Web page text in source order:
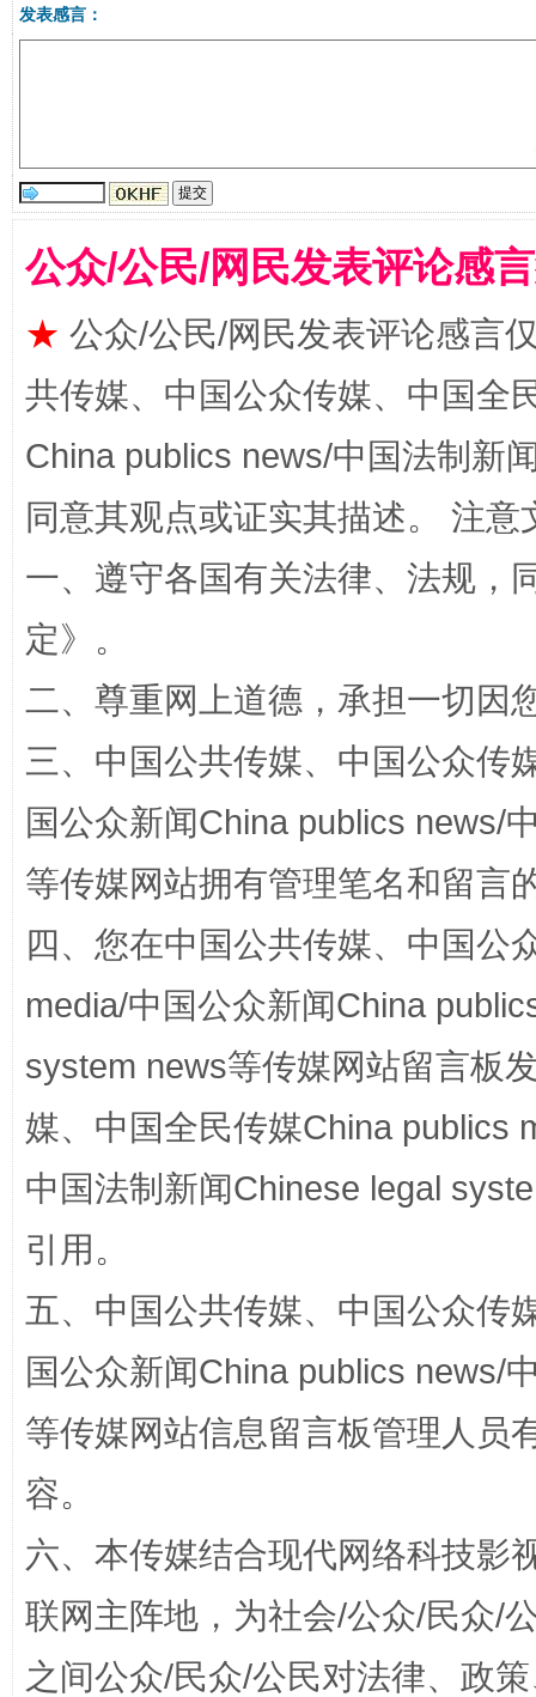
受贿1.44亿！段成刚被判无期 从幼
阿坝州三大球赛在茂县开幕 规模
国家大学科技园优化重塑工作
扯下公款旅游的“隐身衣” 如何以
“蜀中异人”王建安的艺术幻境
发表感言：
公众/公民/网民发表评论感
★ 公众/公民/网民发表评论感言
共传媒、中国公众传媒、中国全
China publics news/中国法制新
同意其观点或证实其描述。 注
一、遵守各国有关法律、法规，
定》。
二、尊重网上道德，承担一切因
三、中国公共传媒、中国公众传
国公众新闻China publics news/
等传媒网站拥有管理笔名和留言
四、您在中国公共传媒、中国公
media/中国公众新闻China
system news等传媒网站留言板
媒、中国全民传媒China publics
中国法制新闻Chinese legal
引用。
五、中国公共传媒、中国公众传
国公众新闻China publics news/
等传媒网站信息留言板管理人员
容。
六、本传媒结合现代网络科技影
联网主阵地，为社会/公众/民众/
之间公众/民众/公民对法律、政